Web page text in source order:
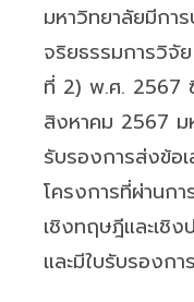
มหาวิทยาลัยมีกา
จริยธรรมการวิจั
ที่ 2) พ.ศ. 2567
สิงหาคม 2567
รับรองการส่งข้อ
โครงการที่ผ่านก
เชิงทฤษฎีและเชิ
และมีใบรับรองก